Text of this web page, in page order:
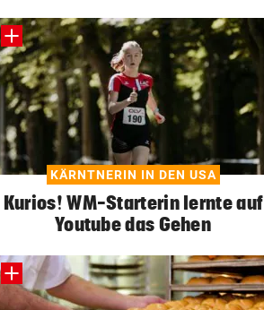
KÄRNTNERIN IN DEN USA
Kurios! WM-Starterin lernte auf
Youtube das Gehen